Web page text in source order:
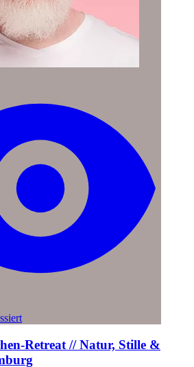
Retreat // Natur, Stille &